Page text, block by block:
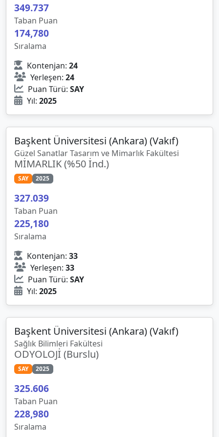
349.737
Taban Puan
174,780
Sıralama
Kontenjan: 24
Yerleşen: 24
Puan Türü: SAY
Yıl: 2025
Başkent Üniversitesi (Ankara) (Vakıf)
Güzel Sanatlar Tasarım ve Mimarlık Fakültesi
MİMARLIK (%50 İnd.)
SAY 2025
327.039
Taban Puan
225,180
Sıralama
Kontenjan: 33
Yerleşen: 33
Puan Türü: SAY
Yıl: 2025
Başkent Üniversitesi (Ankara) (Vakıf)
Sağlık Bilimleri Fakültesi
ODYOLOJİ (Burslu)
SAY 2025
325.606
Taban Puan
228,980
Sıralama